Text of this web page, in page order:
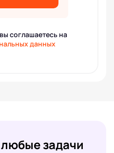
соглашаетесь на
данных
задачи